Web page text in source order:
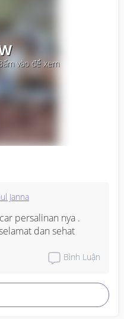
vào để xem
Janna
persalinan nya .
dan sehat
Bình Luận